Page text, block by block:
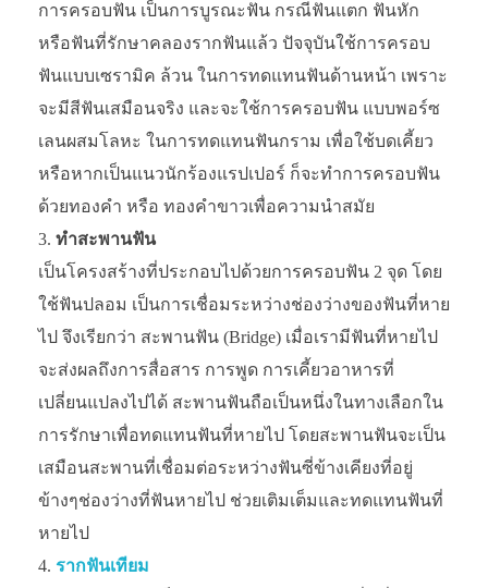
การครอบฟัน เป็นการบูรณะฟัน กรณีฟันแตก ฟันหัก
หรือฟันที่รักษาคลองรากฟันแล้ว ปัจจุบันใช้การครอบ
ฟันแบบเซรามิค ล้วน ในการทดแทนฟันด้านหน้า เพราะ
จะมีสีฟันเสมือนจริง และจะใช้การครอบฟัน แบบพอร์ซ
เลนผสมโลหะ ในการทดแทนฟันกราม เพื่อใช้บดเคี้ยว
หรือหากเป็นแนวนักร้องแรปเปอร์ ก็จะทำการครอบฟัน
ด้วยทองคำ หรือ ทองคำขาวเพื่อความนำสมัย
ทำสะพานฟัน
เป็นโครงสร้างที่ประกอบไปด้วยการครอบฟัน 2 จุด โดย
ใช้ฟันปลอม เป็นการเชื่อมระหว่างช่องว่างของฟันที่หาย
ไป จึงเรียกว่า สะพานฟัน (Bridge) เมื่อเรามีฟันที่หายไป
จะส่งผลถึงการสื่อสาร การพูด การเคี้ยวอาหารที่
เปลี่ยนแปลงไปได้ สะพานฟันถือเป็นหนึ่งในทางเลือกใน
การรักษาเพื่อทดแทนฟันที่หายไป โดยสะพานฟันจะเป็น
เสมือนสะพานที่เชื่อมต่อระหว่างฟันซี่ข้างเคียงที่อยู่
ข้างๆช่องว่างที่ฟันหายไป ช่วยเติมเต็มและทดแทนฟันที่
หายไป
รากฟันเทียม